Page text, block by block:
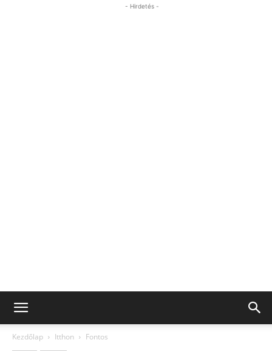
- Hirdetés -
Kezdőlap Itthon Fontos